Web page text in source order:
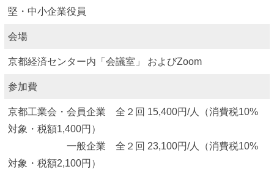
堅・中小企業役員
会場
京都経済センター内「会議室」 およびZoom
参加費
京都工業会・会員企業 全２回 15,400円/人（消費税10%
対象・税額1,400円）
一般企業 全２回 23,100円/人（消費税10%
対象・税額2,100円）